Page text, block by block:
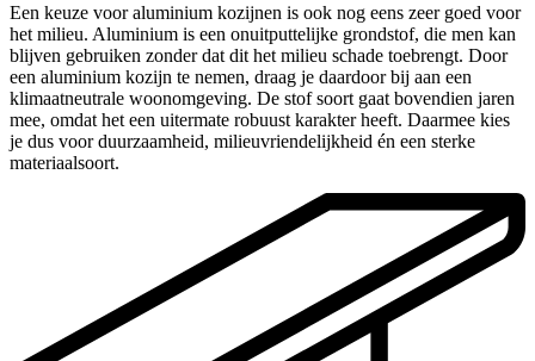
Een keuze voor aluminium kozijnen is ook nog eens zeer goed voor
het milieu. Aluminium is een onuitputtelijke grondstof, die men kan
blijven gebruiken zonder dat dit het milieu schade toebrengt. Door
een aluminium kozijn te nemen, draag je daardoor bij aan een
klimaatneutrale woonomgeving. De stof soort gaat bovendien jaren
mee, omdat het een uitermate robuust karakter heeft. Daarmee kies
je dus voor duurzaamheid, milieuvriendelijkheid én een sterke
materiaalsoort.